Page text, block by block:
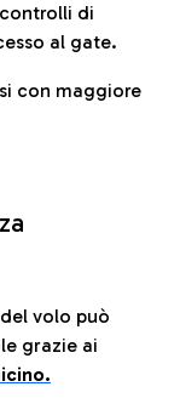
di
al gate.
con maggiore
volo può
grazie ai